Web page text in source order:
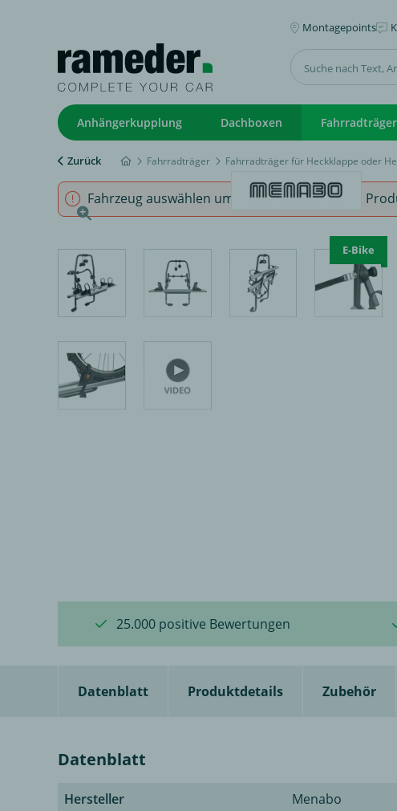
Montagepoints
Anhängerkupplung Dachboxen Fahrradträger
Zurück Fahrradträger Fahrradträger für Heckklappe oder
Fahrzeug auswählen um sicherzustellen, dass
E-Bike
25.000 positive Bewertungen
Datenblatt Produktdetails Zubehör
Datenblatt
Hersteller
Menabo